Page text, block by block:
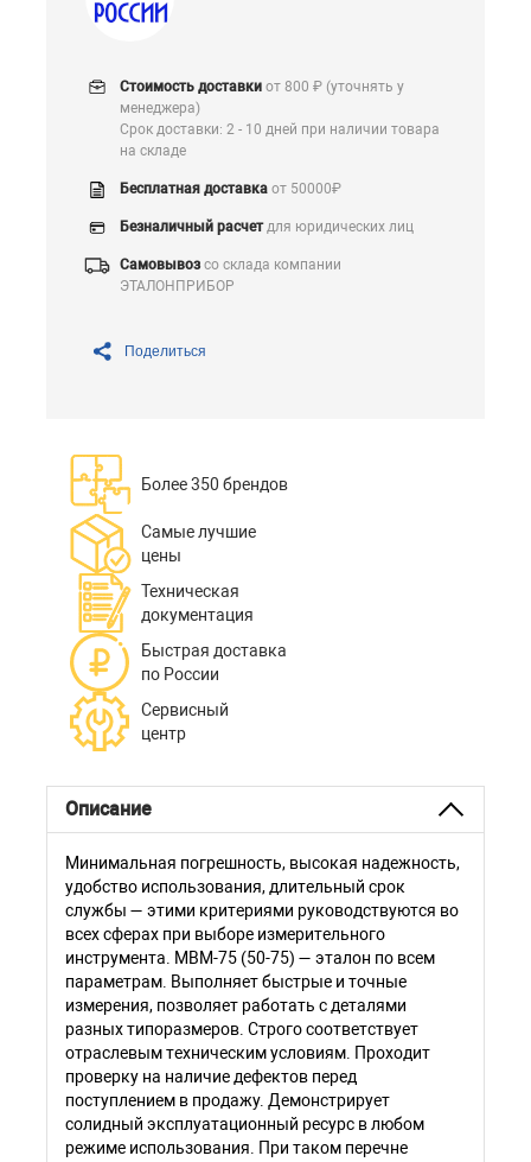
Стоимость доставки от 800 ₽ (уточнять у
менеджера)
Срок доставки: 2 - 10 дней при наличии товара
на складе
Бесплатная доставка от 50000₽
Безналичный расчетдля юридических лиц
Самовывозсо склада компании
ЭТАЛОНПРИБОР
Поделиться
Более 350 брендов
Самые лучшие
цены
Техническая
документация
Быстрая доставка
по России
Сервисный
центр
Описание
Минимальная погрешность, высокая надежность,
удобство использования, длительный срок
службы — этими критериями руководствуются во
всех сферах при выборе измерительного
инструмента. МВМ-75 (50-75) — эталон по всем
параметрам. Выполняет быстрые и точные
измерения, позволяет работать с деталями
разных типоразмеров. Строго соответствует
отраслевым техническим условиям. Проходит
проверку на наличие дефектов перед
поступлением в продажу. Демонстрирует
солидный эксплуатационный ресурс в любом
режиме использования. При таком перечне